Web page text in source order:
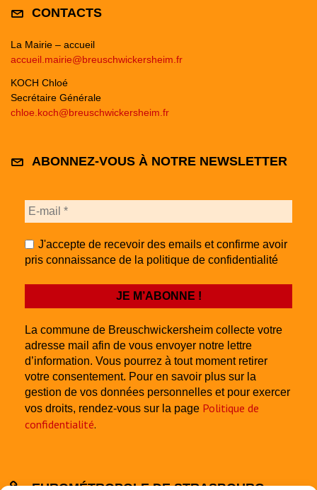
CONTACTS
La Mairie – accueil
accueil.mairie@breuschwickersheim.fr
KOCH Chloé
Secrétaire Générale
chloe.koch@breuschwickersheim.fr
ABONNEZ-VOUS À NOTRE NEWSLETTER
J'accepte de recevoir des emails et confirme avoir
pris connaissance de la politique de confidentialité
La commune de Breuschwickersheim collecte votre
adresse mail afin de vous envoyer notre lettre
d’information. Vous pourrez à tout moment retirer
votre consentement. Pour en savoir plus sur la
gestion de vos données personnelles et pour exercer
vos droits, rendez-vous sur la page Politique de
confidentialité.